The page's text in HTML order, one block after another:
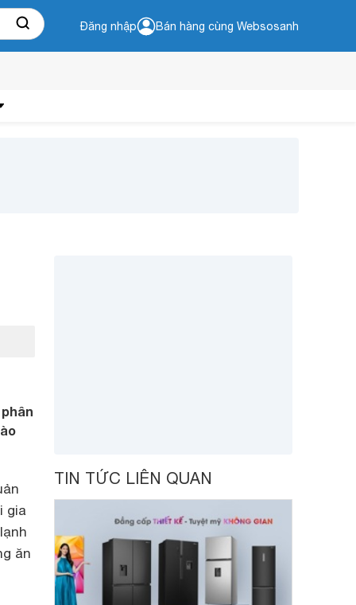
Đăng nhập Bán hàng cùng Websosanh
gia
ăn
TIN TỨC LIÊN QUAN